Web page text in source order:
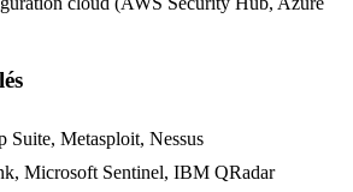
Suite, Metasploit, Nessus
Microsoft Sentinel, IBM QRadar